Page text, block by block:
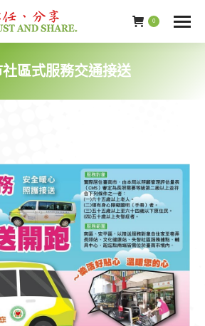
0
區式服務交通接送